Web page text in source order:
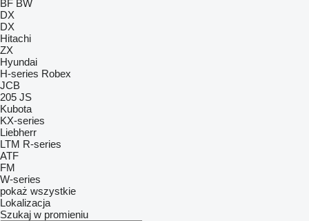
BF BW
DX
DX
Hitachi
ZX
Hyundai
H-series Robex
JCB
205 JS
Kubota
KX-series
Liebherr
LTM R-series
ATF
FM
W-series
pokaż wszystkie
Lokalizacja
Szukaj w promieniu